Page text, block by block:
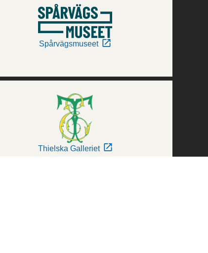
Spårvägsmuseet
Thielska Galleriet